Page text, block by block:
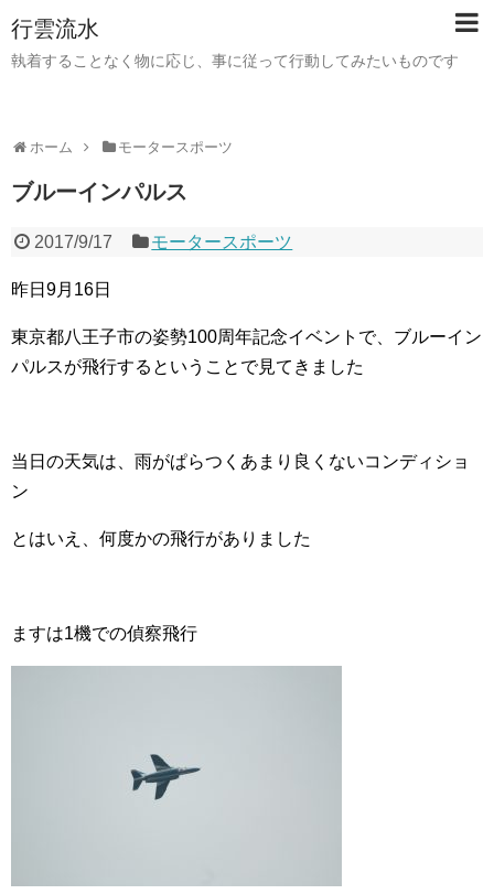
行雲流水
執着することなく物に応じ、事に従って行動してみたいものです
ホーム モータースポーツ
ブルーインパルス
2017/9/17 モータースポーツ
昨日9月16日
東京都八王子市の姿勢100周年記念イベントで、ブルーイン
パルスが飛行するということで見てきました
当日の天気は、雨がぱらつくあまり良くないコンディショ
ン
とはいえ、何度かの飛行がありました
ますは1機での偵察飛行